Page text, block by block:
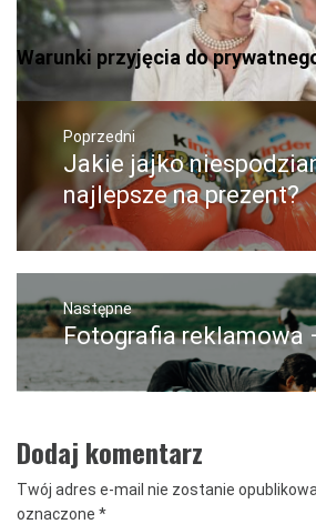
Warunki przyjęcia do
Nawigacja
wpisuPoprzedni
Poprzedni
wpis:
Jakie jajko
najlepsze na prezent?
Następne
Następny
Fotografia reklamowa
Dodaj komentarz
Twój adres e-mail nie zostanie
oznaczone *